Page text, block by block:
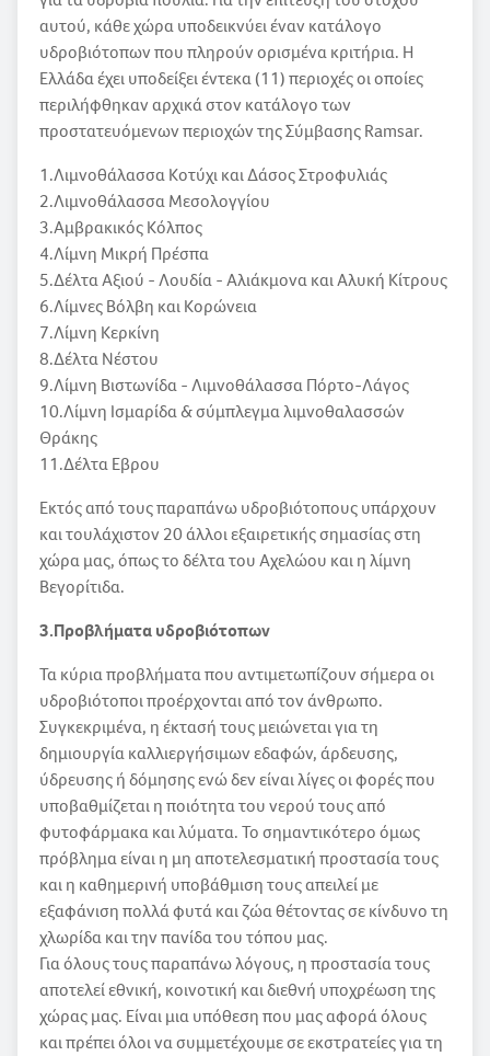
αυτού, κάθε χώρα υποδεικνύει έναν κατάλογο
υδροβιότοπων που πληρούν ορισμένα κριτήρια. Η
Ελλάδα έχει υποδείξει έντεκα (11) περιοχές οι οποίες
περιλήφθηκαν αρχικά στον κατάλογο των
προστατευόμενων περιοχών της Σύμβασης Ramsar.
1.Λιμνοθάλασσα Κοτύχι και Δάσος Στροφυλιάς
2.Λιμνοθάλασσα Μεσολογγίου
3.Αμβρακικός Κόλπος
4.Λίμνη Μικρή Πρέσπα
5.Δέλτα Αξιού - Λουδία - Αλιάκμονα και Αλυκή Κίτρους
6.Λίμνες Βόλβη και Κορώνεια
7.Λίμνη Κερκίνη
8.Δέλτα Νέστου
9.Λίμνη Βιστωνίδα - Λιμνοθάλασσα Πόρτο-Λάγος
10.Λίμνη Ισμαρίδα & σύμπλεγμα λιμνοθαλασσών
Θράκης
11.Δέλτα Εβρου
Εκτός από τους παραπάνω υδροβιότοπους υπάρχουν
και τουλάχιστον 20 άλλοι εξαιρετικής σημασίας στη
χώρα μας, όπως το δέλτα του Αχελώου και η λίμνη
Βεγορίτιδα.
3.Προβλήματα υδροβιότοπων
Τα κύρια προβλήματα που αντιμετωπίζουν σήμερα οι
υδροβιότοποι προέρχονται από τον άνθρωπο.
Συγκεκριμένα, η έκτασή τους μειώνεται για τη
δημιουργία καλλιεργήσιμων εδαφών, άρδευσης,
ύδρευσης ή δόμησης ενώ δεν είναι λίγες οι φορές που
υποβαθμίζεται η ποιότητα του νερού τους από
φυτοφάρμακα και λύματα. Το σημαντικότερο όμως
πρόβλημα είναι η μη αποτελεσματική προστασία τους
και η καθημερινή υποβάθμιση τους απειλεί με
εξαφάνιση πολλά φυτά και ζώα θέτοντας σε κίνδυνο τη
χλωρίδα και την πανίδα του τόπου μας.
Για όλους τους παραπάνω λόγους, η προστασία τους
αποτελεί εθνική, κοινοτική και διεθνή υποχρέωση της
χώρας μας. Είναι μια υπόθεση που μας αφορά όλους
και πρέπει όλοι να συμμετέχουμε σε εκστρατείες για τη